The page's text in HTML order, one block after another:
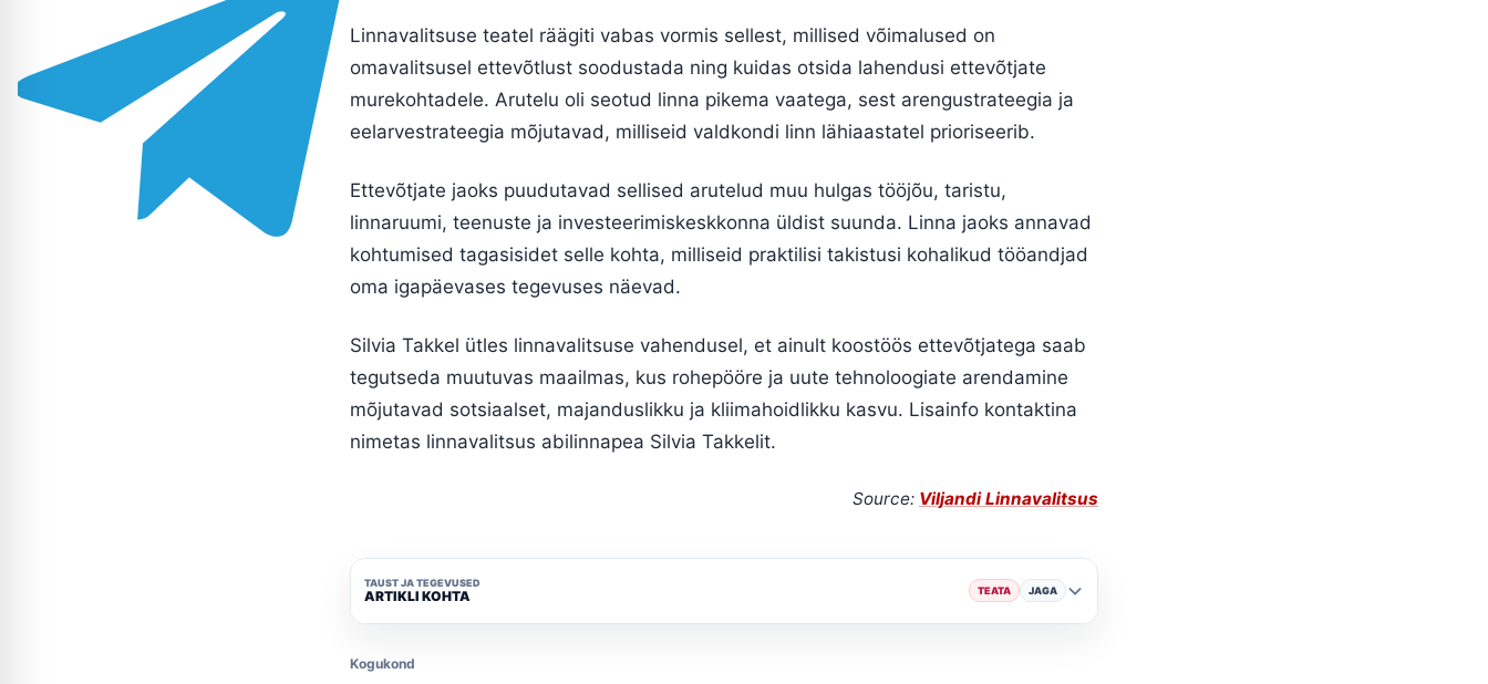
Linnavalitsuse teatel räägiti vabas vormis sellest, millised võimalused on
omavalitsusel ettevõtlust soodustada ning kuidas otsida lahendusi ettevõtjate
murekohtadele. Arutelu oli seotud linna pikema vaatega, sest arengustrateegia ja
eelarvestrateegia mõjutavad, milliseid valdkondi linn lähiaastatel prioriseerib.
Ettevõtjate jaoks puudutavad sellised arutelud muu hulgas tööjõu, taristu,
linnaruumi, teenuste ja investeerimiskeskkonna üldist suunda. Linna jaoks annavad
kohtumised tagasisidet selle kohta, milliseid praktilisi takistusi kohalikud tööandjad
oma igapäevases tegevuses näevad.
Silvia Takkel ütles linnavalitsuse vahendusel, et ainult koostöös ettevõtjatega saab
tegutseda muutuvas maailmas, kus rohepööre ja uute tehnoloogiate arendamine
mõjutavad sotsiaalset, majanduslikku ja kliimahoidlikku kasvu. Lisainfo kontaktina
nimetas linnavalitsus abilinnapea Silvia Takkelit.
Source: Viljandi Linnavalitsus
TAUST JA TEGEVUSED
ARTIKLI KOHTA TEATA JAGA
Kogukond